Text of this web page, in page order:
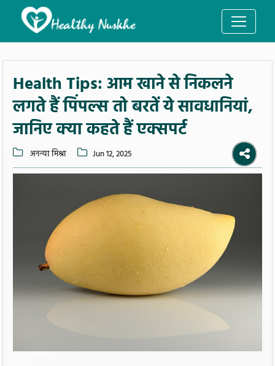
Health Tips: आम खाने से निकलने
लगते हैं पिंपल्स तो बरतें ये सावधानियां,
जानिए क्या कहते हैं एक्सपर्ट
अनन्या मिश्रा Jun 12, 2025